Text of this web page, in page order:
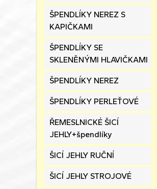
ŠPENDLÍKY NEREZ S
KAPIČKAMI
ŠPENDLÍKY SE
SKLENĚNÝMI HLAVIČKAMI
ŠPENDLÍKY NEREZ
ŠPENDLÍKY PERLEŤOVÉ
ŘEMESLNICKÉ ŠICÍ
JEHLY+špendlíky
ŠICÍ JEHLY RUČNÍ
ŠICÍ JEHLY STROJOVÉ